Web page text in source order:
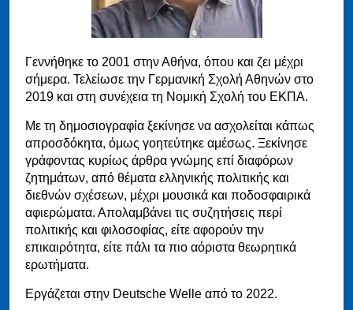
Γεννήθηκε το 2001 στην Αθήνα, όπου και ζει μέχρι
σήμερα. Τελείωσε την Γερμανική Σχολή Αθηνών στο
2019 και στη συνέχεια τη Νομική Σχολή του ΕΚΠΑ.
Με τη δημοσιογραφία ξεκίνησε να ασχολείται κάπως
απροσδόκητα, όμως γοητεύτηκε αμέσως. Ξεκίνησε
γράφοντας κυρίως άρθρα γνώμης επί διαφόρων
ζητημάτων, από θέματα ελληνικής πολιτικής και
διεθνών σχέσεων, μέχρι μουσικά και ποδοσφαιρικά
αφιερώματα. Απολαμβάνει τις συζητήσεις περί
πολιτικής και φιλοσοφίας, είτε αφορούν την
επικαιρότητα, είτε πάλι τα πιο αόριστα θεωρητικά
ερωτήματα.
Εργάζεται στην Deutsche Welle από το 2022.